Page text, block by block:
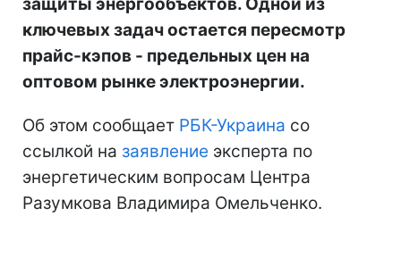
ключевых задач остается пересмотр
прайс-кэпов - предельных цен на
оптовом рынке электроэнергии.
Об этом сообщает РБК-Украина со
ссылкой на заявление эксперта по
энергетическим вопросам Центра
Разумкова Владимира Омельченко.